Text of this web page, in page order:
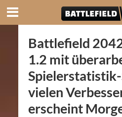
Battlefield
1.2 mit
vielen
erscheint